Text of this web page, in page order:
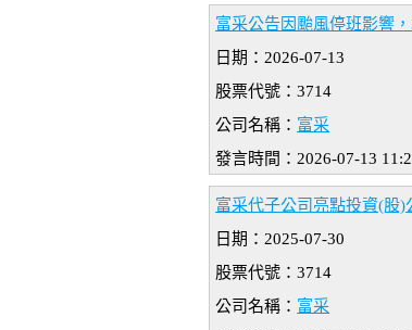
富采公告因颱風停班影響
日期：2026-07-13
股票代號：3714
公司名稱： 富采
發言時間：2026-07-13
富采代子公司亮點投資(股
日期：2025-07-30
股票代號：3714
公司名稱： 富采